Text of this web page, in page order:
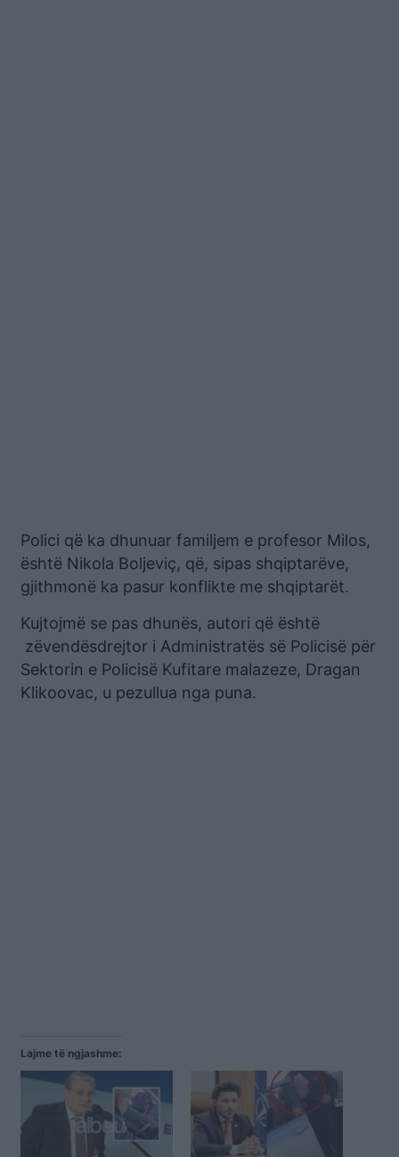
Polici që ka dhunuar familjem e profesor Milos,
është Nikola Boljeviç, që, sipas shqiptarëve,
gjithmonë ka pasur konflikte me shqiptarët.
Kujtojmë se pas dhunës, autori që është
zëvendësdrejtor i Administratës së Policisë për
Sektorin e Policisë Kufitare malazeze, Dragan
Klikoovac, u pezullua nga puna.
Lajme të ngjashme: